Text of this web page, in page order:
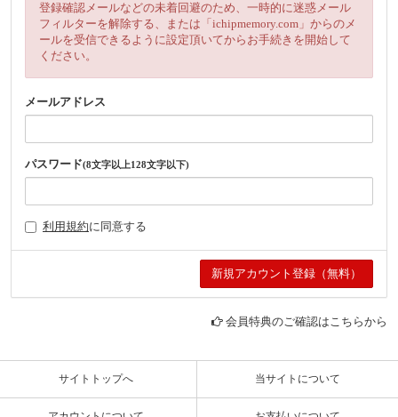
登録確認メールなどの未着回避のため、一時的に迷惑メール
フィルターを解除する、または「ichipmemory.com」からのメ
ールを受信できるように設定頂いてからお手続きを開始して
ください。
メールアドレス
パスワード(8文字以上128文字以下)
利用規約に同意する
会員特典のご確認はこちらから
サイトトップへ 当サイトについて